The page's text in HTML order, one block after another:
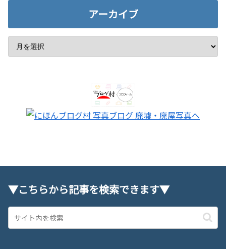
アーカイブ
▼こちらから記事を検索できます▼